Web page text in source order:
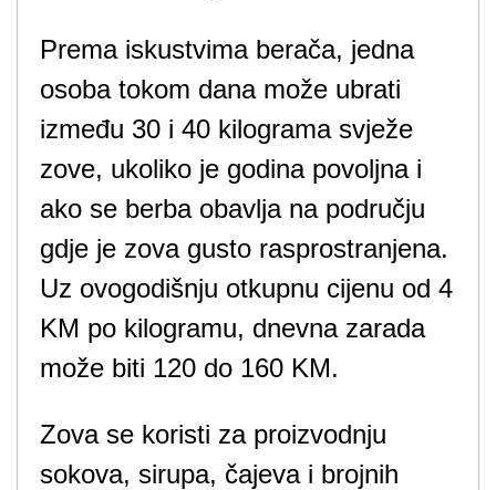
Prema iskustvima berača, jedna
osoba tokom dana može ubrati
između 30 i 40 kilograma svježe
zove, ukoliko je godina povoljna i
ako se berba obavlja na području
gdje je zova gusto rasprostranjena.
Uz ovogodišnju otkupnu cijenu od 4
KM po kilogramu, dnevna zarada
može biti 120 do 160 KM.
Zova se koristi za proizvodnju
sokova, sirupa, čajeva i brojnih